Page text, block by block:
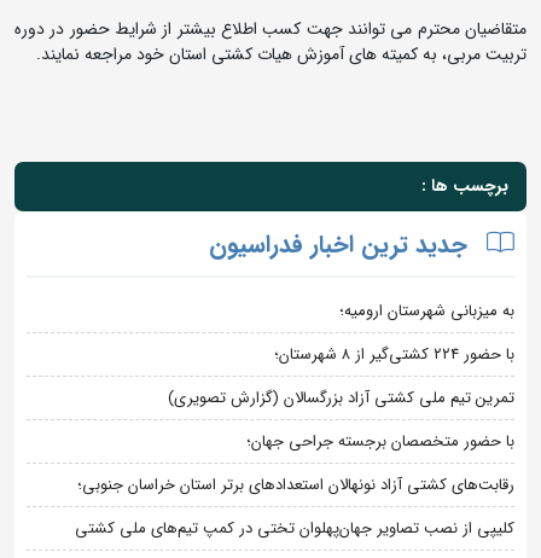
متقاضیان محترم می توانند جهت کسب اطلاع بیشتر از شرایط حضور در دوره
تربیت مربی، به کمیته های آموزش هیات کشتی استان خود مراجعه نمایند.
برچسب ها :
جدید ترین اخبار فدراسیون
به میزبانی شهرستان ارومیه؛
با حضور ۲۲۴ کشتی‌گیر از ۸ شهرستان؛
تمرین تیم ملی کشتی آزاد بزرگسالان (گزارش تصویری)
با حضور متخصصان برجسته جراحی جهان؛
رقابت‌های کشتی آزاد نونهالان استعدادهای برتر استان خراسان جنوبی؛
کلیپی از نصب تصاویر جهان‌پهلوان تختی در کمپ تیم‌های ملی کشتی